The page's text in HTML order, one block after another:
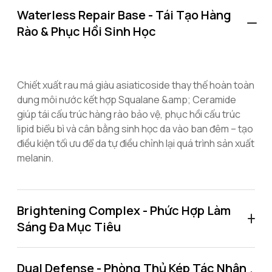
Waterless Repair Base - Tái Tạo Hàng
Rào & Phục Hồi Sinh Học
Chiết xuất rau má giàu asiaticoside thay thế hoàn toàn
dung môi nước kết hợp Squalane &amp; Ceramide
giúp tái cấu trúc hàng rào bảo vệ, phục hồi cấu trúc
lipid biểu bì và cân bằng sinh học da vào ban đêm – tạo
điều kiện tối ưu để da tự điều chỉnh lại quá trình sản xuất
melanin.
Brightening Complex - Phức Hợp Làm
Sáng Đa Mục Tiêu
Dual Defense - Phòng Thủ Kép Tác Nhân